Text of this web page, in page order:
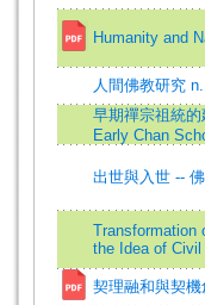
Humanity and
人間佛教研究
早期禪宗祖統
Early Chan
出世與入世 --
Transformation
the Idea of
契理融和與契機